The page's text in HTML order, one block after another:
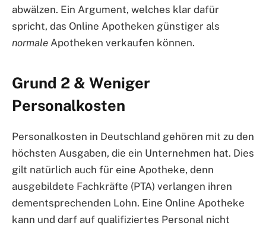
abwälzen. Ein Argument, welches klar dafür
spricht, das Online Apotheken günstiger als
normale Apotheken verkaufen können.
Grund 2 & Weniger
Personalkosten
Personalkosten in Deutschland gehören mit zu den
höchsten Ausgaben, die ein Unternehmen hat. Dies
gilt natürlich auch für eine Apotheke, denn
ausgebildete Fachkräfte (PTA) verlangen ihren
dementsprechenden Lohn. Eine Online Apotheke
kann und darf auf qualifiziertes Personal nicht